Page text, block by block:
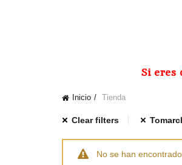
Si eres
Inicio Tienda
Clear filters
No se han